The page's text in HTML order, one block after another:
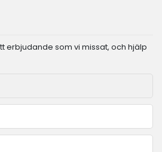
erbjudande som vi missat, och hjälp